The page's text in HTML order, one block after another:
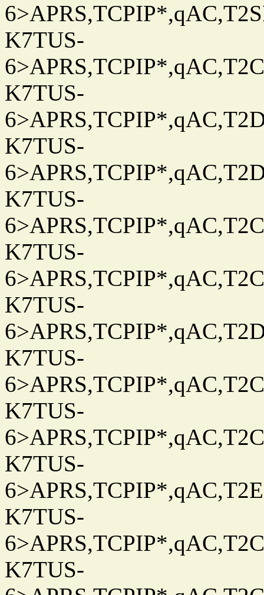
K7TUS-
K7TUS-
K7TUS-
K7TUS-
K7TUS-
K7TUS-
K7TUS-
K7TUS-
K7TUS-
K7TUS-
K7TUS-